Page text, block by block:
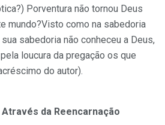
Porventura não tornou Deus
mundo?Visto como na sabedoria
sabedoria não conheceu a Deus,
loucura da pregação os que
do autor).
da Reencarnação